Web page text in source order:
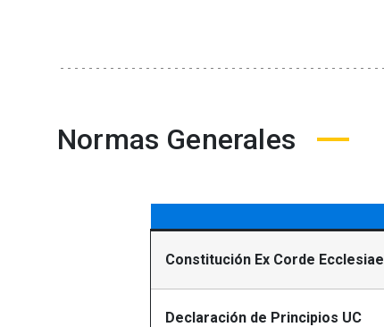
Normas Generales
Constitución Ex Corde Ecclesiae
Declaración de Principios UC